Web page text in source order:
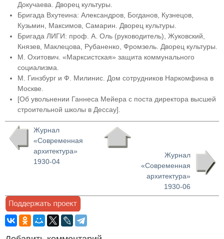
Докучаева. Дворец культуры.
Бригада Вхутеина: Александров, Богданов, Кузнецов,
Кузьмин, Максимов, Самарин. Дворец культуры.
Бригада ЛИГИ: проф. А. Оль (руководитель), Жуковский,
Князев, Маклецова, Рубаненко, Фромзель. Дворец культуры.
М. Охитович. «Марксистская» защита коммунального
социализма.
М. Гинзбург и Ф. Милинис. Дом сотрудников Наркомфина в
Москве.
[Об увольнении Ганнеса Мейера с поста директора высшей
строительной школы в Дессау].
Журнал
«Современная
архитектура»
1930-04
Журнал
«Современная
архитектура»
1930-06